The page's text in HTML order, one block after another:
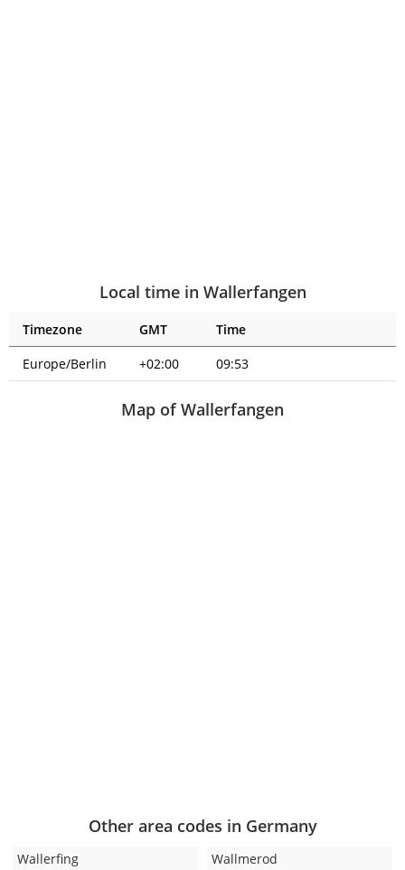
Local time in Wallerfangen
Timezone GMT
Time
Europe/Berlin
+02:00 09:53
Map of Wallerfangen
Other area codes in Germany
Wallerfing Wallmerod